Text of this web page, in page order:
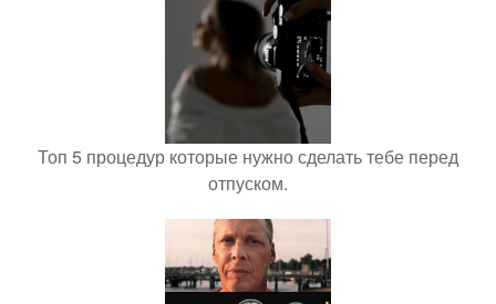
Топ 5 процедур которые нужно сделать тебе перед
отпуском.